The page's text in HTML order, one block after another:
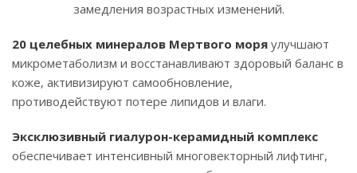
замедления возрастных изменений.
20 целебных минералов Мертвого моря улучшают
микрометаболизм и восстанавливают здоровый баланс в
коже, активизируют самообновление,
противодействуют потере липидов и влаги.
Эксклюзивный гиалурон-керамидный комплекс
обеспечивает интенсивный многовекторный лифтинг,